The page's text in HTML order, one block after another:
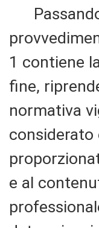
Passando
1 contiene
fine,
normativa
considerato
e al